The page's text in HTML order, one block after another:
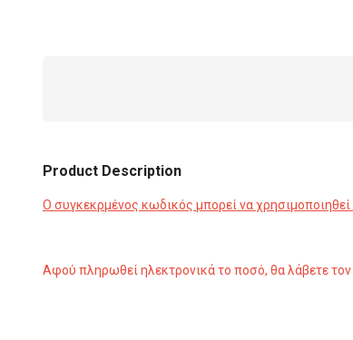
Product Description
Ο συγκεκρμένος κωδικός μπορεί να
Αφού πληρωθεί ηλεκτρονικά το ποσό, θα λάβετε